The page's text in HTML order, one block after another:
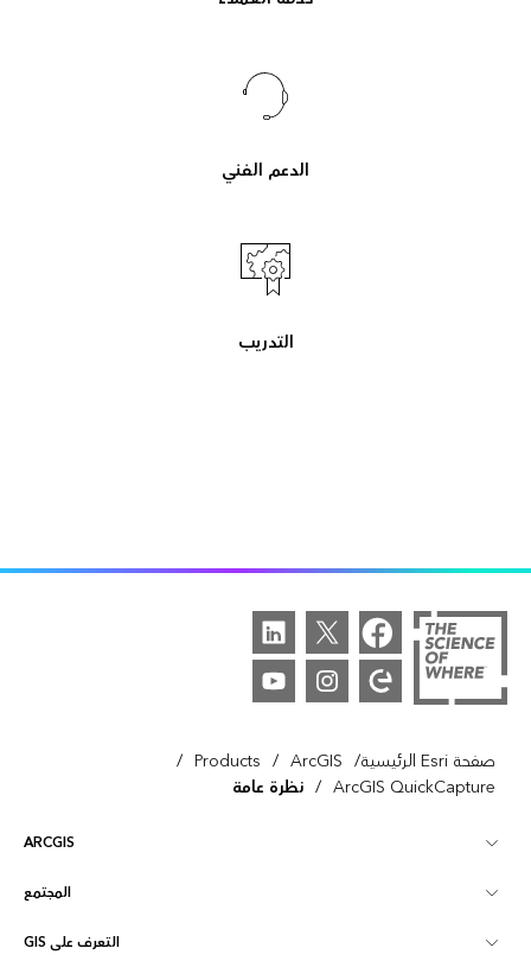
الدعم الفني
التدريب
صفحة Esri الرئيسية /
ArcGIS
/
Products
/
ArcGIS QuickCapture
/ نظرة عامة
ARCGIS
نظرة عامة على ArcGIS
تخطيط
المجتمع
مجتمع Esri التعرف على GIS